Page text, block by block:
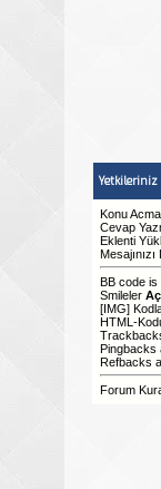
Yetkileriniz
Konu
Cevap
Eklenti
BB code is
Smileler
[IMG]
HTML-
Pingbacks
Refbacks
Forum